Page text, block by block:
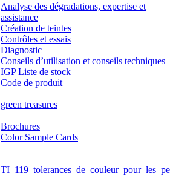
Analyse des dégradations, expertise et
assistance
Création de teintes
Contrôles et essais
Diagnostic
Conseils d’utilisation et conseils techniques
IGP Liste de stock
Code de produit
green treasures
Brochures
Color Sample Cards